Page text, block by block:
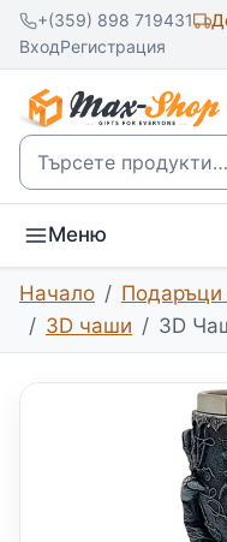
+(359) 898 719431
ВходРегистрация
Търсене
Меню
Начало Подаръци
3D чаши
3D